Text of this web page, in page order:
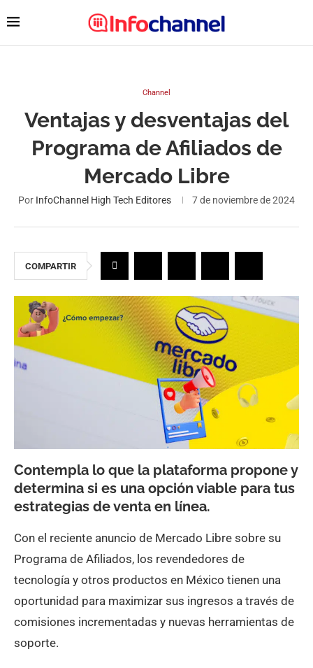
Channel
Ventajas y desventajas del
Programa de Afiliados de
Mercado Libre
Por InfoChannel High Tech Editores 7 de noviembre de 2024
COMPARTIR
Contempla lo que la plataforma propone y
determina si es una opción viable para tus
estrategias de venta en línea.
Con el reciente anuncio de Mercado Libre sobre su
Programa de Afiliados, los revendedores de
tecnología y otros productos en México tienen una
oportunidad para maximizar sus ingresos a través de
comisiones incrementadas y nuevas herramientas de
soporte.